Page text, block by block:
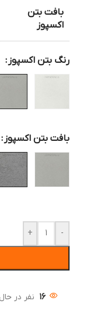
بافت بتن
اکسپوز
رنگ بتن اکسپوز
بافت بتن اکسپوز
-
+
16 نفر در